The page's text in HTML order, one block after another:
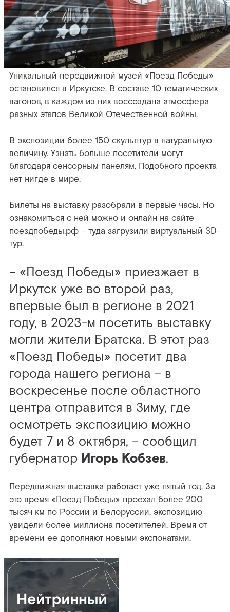
Уникальный передвижной музей «Поезд Победы»
остановился в Иркутске. В составе 10 тематических
вагонов, в каждом из них воссоздана атмосфера
разных этапов Великой Отечественной войны.
В экспозиции более 150 скульптур в натуральную
величину. Узнать больше посетители могут
благодаря сенсорным панелям. Подобного проекта
нет нигде в мире.
Билеты на выставку разобрали в первые часы. Но
ознакомиться с ней можно и онлайн на сайте
поездпобеды.рф – туда загрузили виртуальный 3D-
тур.
– «Поезд Победы» приезжает в
Иркутск уже во второй раз,
впервые был в регионе в 2021
году, в 2023-м посетить выставку
могли жители Братска. В этот раз
«Поезд Победы» посетит два
города нашего региона – в
воскресенье после областного
центра отправится в Зиму, где
осмотреть экспозицию можно
будет 7 и 8 октября, – сообщил
губернатор Игорь Кобзев.
Передвижная выставка работает уже пятый год. За
это время «Поезд Победы» проехал более 200
тысяч км по России и Белоруссии, экспозицию
увидели более миллиона посетителей. Время от
времени ее дополняют новыми экспонатами.